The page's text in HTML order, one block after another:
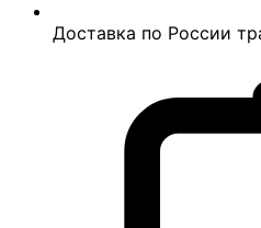
Доставка по России